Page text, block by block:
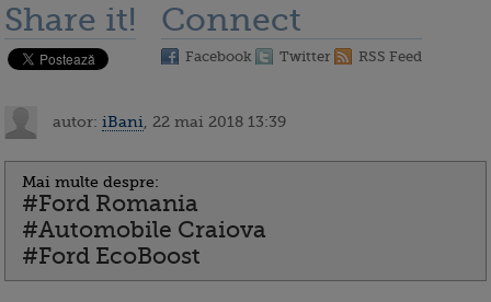
Share it! Connect
Facebook Twitter RSS Feed
autor: iBani , 22 mai 2018 13:39
Mai multe despre:
#Ford Romania
#Automobile Craiova
#Ford EcoBoost